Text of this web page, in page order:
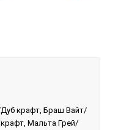
крафт, Браш Вайт/
Мальта Грей/